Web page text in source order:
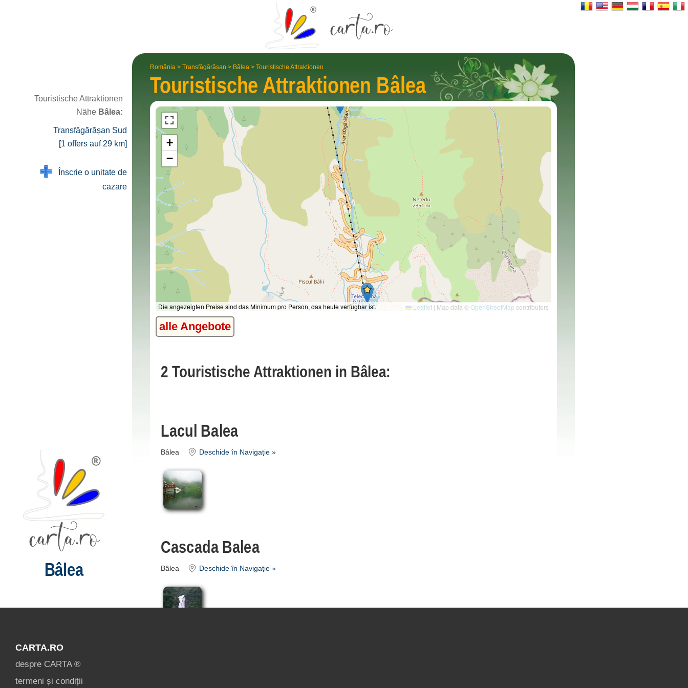
România > Transfăgărășan > Bâlea > Touristische Attraktionen
Touristische Attraktionen Bâlea
Die angezeigten Preise sind das Minimum pro Person, das heute verfügbar ist.
+
−
Leaflet | Map data ©OpenStreetMap contributors
alle Angebote
2 Touristische Attraktionen in Bâlea:
Lacul Balea
Bâlea Deschide în Navigație »
Cascada Balea
Bâlea Deschide în Navigație »
Touristische Attraktionen
Nähe Bâlea:
Transfăgărășan Sud
[1 offers auf 29 km]
Înscrie o unitate de
cazare
Bâlea
CARTA.RO
despre CARTA ®
termeni și condiții